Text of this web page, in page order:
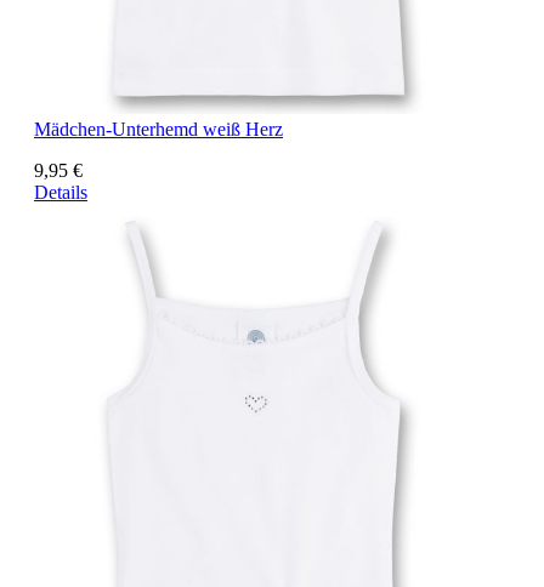
Mädchen-Unterhemd weiß Herz
9,95 €
Details